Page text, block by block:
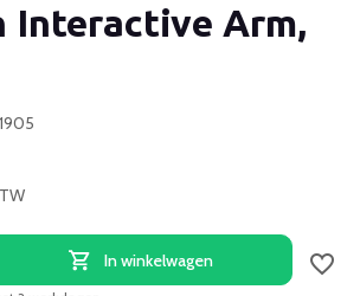
Interactive Arm,
In winkelwagen